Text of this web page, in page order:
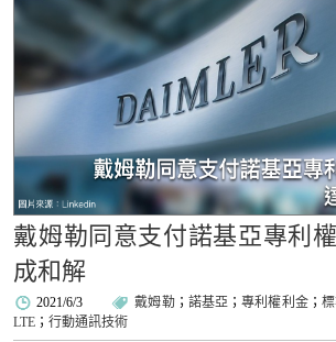
戴姆勒同意支付諾基亞專利
成和解
2021/6/3 戴姆勒； 諾基亞 ；專利權利金；
LTE ；行動通訊技術